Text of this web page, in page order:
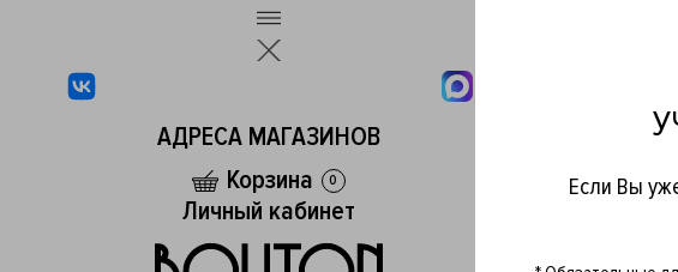
АДРЕСА МАГАЗИНОВ
Корзина
0
Личный кабинет
Если Вы